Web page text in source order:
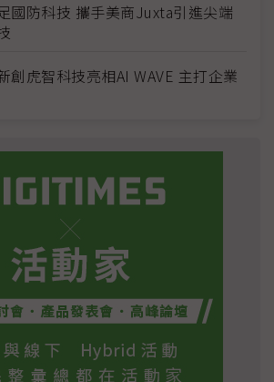
國防科技 攜手美商Juxta引進尖端
創虎智科技亮相AI WAVE 主打企業